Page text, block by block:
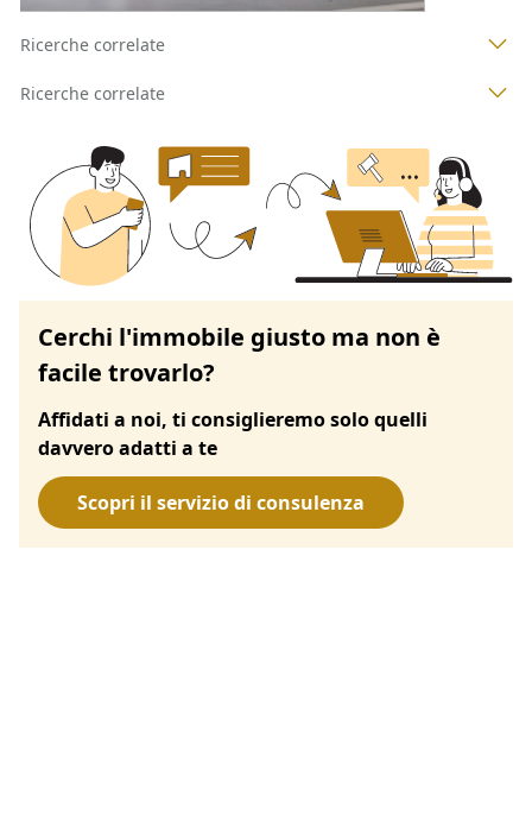
Ricerche correlate
Ricerche correlate
Cerchi l'immobile giusto ma non è
facile trovarlo?
Affidati a noi, ti consiglieremo solo quelli
davvero adatti a te
Scopri il servizio di consulenza